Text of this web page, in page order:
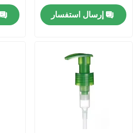
إرسال استفسار